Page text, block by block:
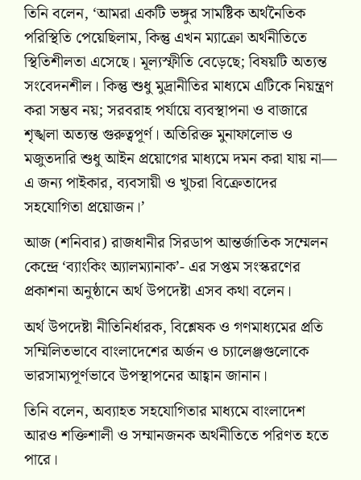
তিনি বলেন, ‘আমরা একটি ভঙ্গুর সামষ্টিক অর্থনৈতিক
পরিস্থিতি পেয়েছিলাম, কিন্তু এখন ম্যাক্রো অর্থনীতিতে
স্থিতিশীলতা এসেছে। মূল্যস্ফীতি বেড়েছে; বিষয়টি অত্যন্ত
সংবেদনশীল। কিন্তু শুধু মুদ্রানীতির মাধ্যমে এটিকে নিয়ন্ত্রণ
করা সম্ভব নয়; সরবরাহ পর্যায়ে ব্যবস্থাপনা ও বাজারে
শৃঙ্খলা অত্যন্ত গুরুত্বপূর্ণ। অতিরিক্ত মুনাফালোভ ও
মজুতদারি শুধু আইন প্রয়োগের মাধ্যমে দমন করা যায় না—
এ জন্য পাইকার, ব্যবসায়ী ও খুচরা বিক্রেতাদের
সহযোগিতা প্রয়োজন।’
আজ (শনিবার) রাজধানীর সিরডাপ আন্তর্জাতিক সম্মেলন
কেন্দ্রে ‘ব্যাংকিং অ্যালম্যানাক’- এর সপ্তম সংস্করণের
প্রকাশনা অনুষ্ঠানে অর্থ উপদেষ্টা এসব কথা বলেন।
অর্থ উপদেষ্টা নীতিনির্ধারক, বিশ্লেষক ও গণমাধ্যমের প্রতি
সম্মিলিতভাবে বাংলাদেশের অর্জন ও চ্যালেঞ্জগুলোকে
ভারসাম্যপূর্ণভাবে উপস্থাপনের আহ্বান জানান।
তিনি বলেন, অব্যাহত সহযোগিতার মাধ্যমে বাংলাদেশ
আরও শক্তিশালী ও সম্মানজনক অর্থনীতিতে পরিণত হতে
পারে।